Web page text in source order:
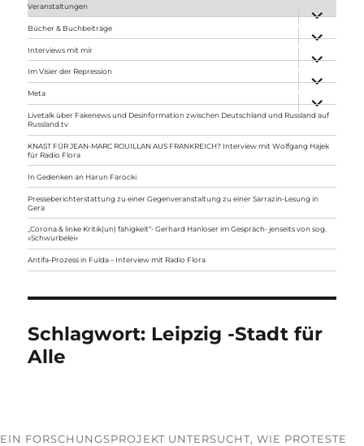
Veranstaltungen
anzeigen
Bücher & Buchbeiträge
anzeigen
Interviews mit mir
anzeigen
Im Visier der Repression
anzeigen
Meta
anzeigen
Livetalk über Fakenews und Desinformation zwischen Deutschland und Russland auf
Russland.tv
KNAST FÜR JEAN-MARC ROUILLAN AUS FRANKREICH? Interview mit Wolfgang Hajek
für Radio Flora
In Gedenken an Harun Farocki
Presseberichterstattung zu einer Gegenveranstaltung zu einer Sarrazin-Lesung in
Gera
„Corona & linke Kritik(un) fähigkeit“- Gerhard Hanloser im Gespräch- jenseits von sog.
»Schwurbelei«
Antifa-Prozess in Fulda – Interview mit Radio Flora
Schlagwort: Leipzig -Stadt für
Alle
EIN FORSCHUNGSPROJEKT UNTERSUCHT, WIE PROTESTE